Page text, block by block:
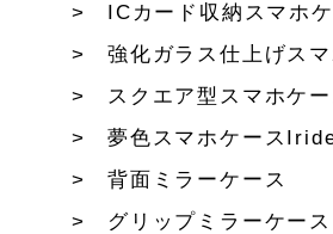
ICカード収納スマホ
強化ガラス仕上げス
スクエア型スマホケー
夢色スマホケース
背面ミラーケース
グリップミラーケース